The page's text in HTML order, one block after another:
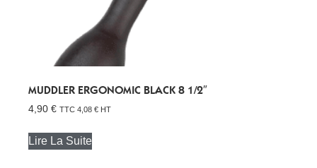
MUDDLER ERGONOMIC BLACK 8 1/2″
4,90 € TTC 4,08 € HT
Lire La Suite